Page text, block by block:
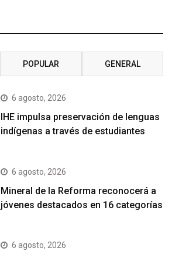
POPULAR GENERAL
6 agosto, 2026
IHE impulsa preservación de lenguas
indígenas a través de estudiantes
6 agosto, 2026
Mineral de la Reforma reconocerá a
jóvenes destacados en 16 categorías
6 agosto, 2026